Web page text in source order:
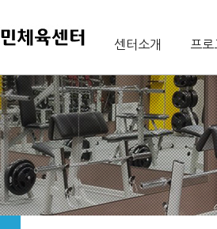
센터소개 프